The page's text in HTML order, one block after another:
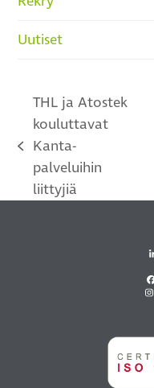
Uutiset
previous
post:
THL ja Atostek
kouluttavat
Kanta-
palveluihin
liittyjiä